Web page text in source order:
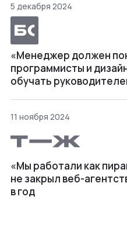
5 декабря 2024
«Менеджер должен
программисты и
обучать
11 ноября 2024
«Мы работали как
не закрыл веб⁠-⁠
в год